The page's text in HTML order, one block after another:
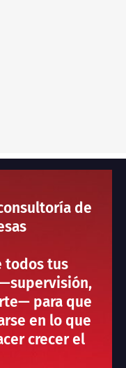
de
todos tus
para que
en lo que
crecer el